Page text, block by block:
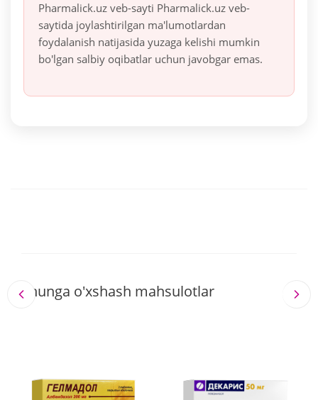
Pharmalick.uz veb-sayti Pharmalick.uz veb-
saytida joylashtirilgan ma'lumotlardan
foydalanish natijasida yuzaga kelishi mumkin
bo'lgan salbiy oqibatlar uchun javobgar emas.
Shunga o'xshash mahsulotlar